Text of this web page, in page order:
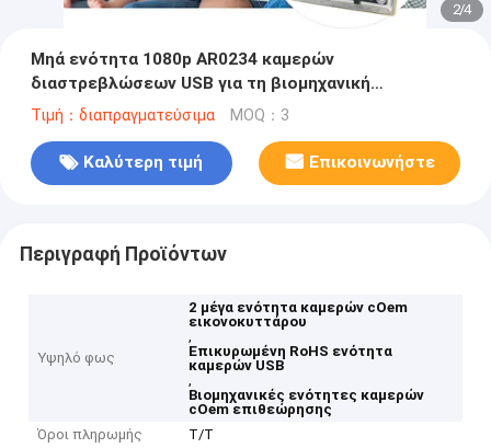
2/4
Μηά ενότητα 1080p AR0234 καμερών
διαστρεβλώσεων USB για τη βιομηχανική
επιθεώρηση
Τιμή：διαπραγματεύσιμα MOQ：3
Καλύτερη τιμή Επικοινωνήστε
Περιγραφή Προϊόντων
Υψηλό φως
2 μέγα ενότητα καμερών cOem
εικονοκυττάρου
,
Επικυρωμένη RoHS ενότητα
καμερών USB
,
Βιομηχανικές ενότητες καμερών
cOem επιθεώρησης
Όροι πληρωμής
T/T